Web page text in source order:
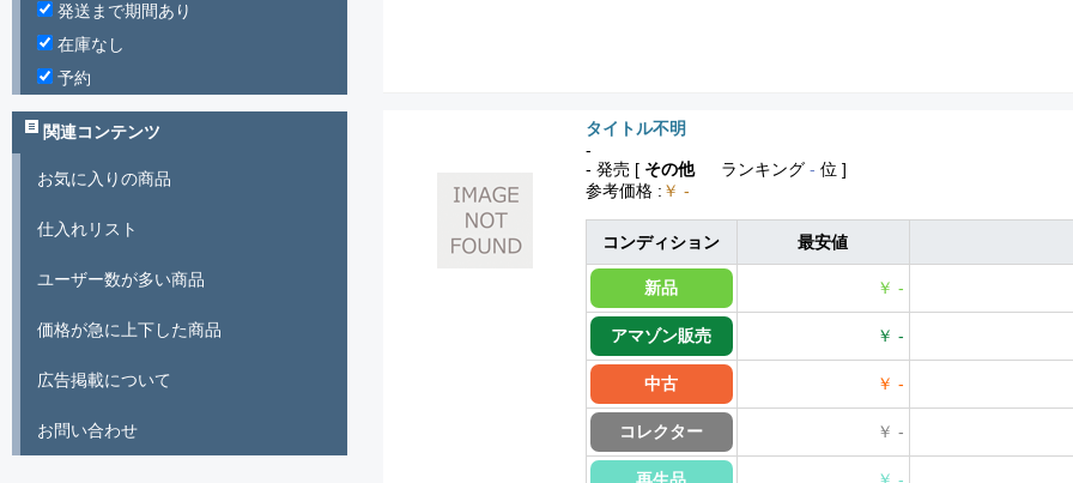
タイトル不明
-
- 発売 [ その他 ランキング - 位 ]
参考価格 : ￥ -
コンディション 最安値
新品 ￥ -
アマゾン販売 ￥ -
中古 ￥ -
コレクター ￥ -
発送まで期間あり
在庫なし
予約
関連コンテンツ
お気に入りの商品
仕入れリスト
ユーザー数が多い商品
価格が急に上下した商品
広告掲載について
お問い合わせ